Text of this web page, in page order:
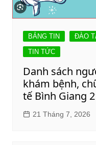
BẢNG TIN ĐÀO
TIN TỨC
Danh sách
khám bệnh,
tế Bình Giang
21 Tháng 7, 2026